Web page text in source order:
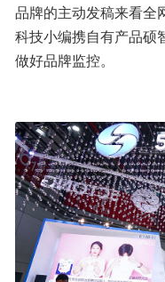
品牌的主动发稿来看全
科技小编携自有产品硕
做好品牌监控。